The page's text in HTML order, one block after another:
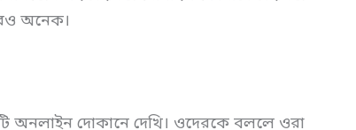
অনেক।
অনলাইন দোকানে দেখি। ওদেরকে বললে ওরা